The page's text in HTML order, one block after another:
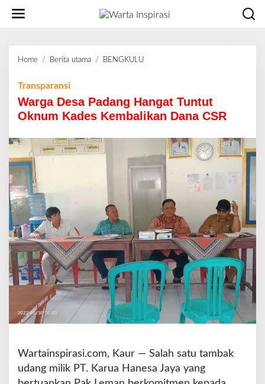
Home / Berita utama / BENGKULU
a
D
a
P
H
a
n
g
u
u
t
O
Transparansi
Warga Desa Padang Hangat Tuntut
Oknum Kades Kembalikan Dana CSR
Wartainspirasi.com, Kaur — Salah satu tambak
udang milik PT. Karua Hanesa Jaya yang